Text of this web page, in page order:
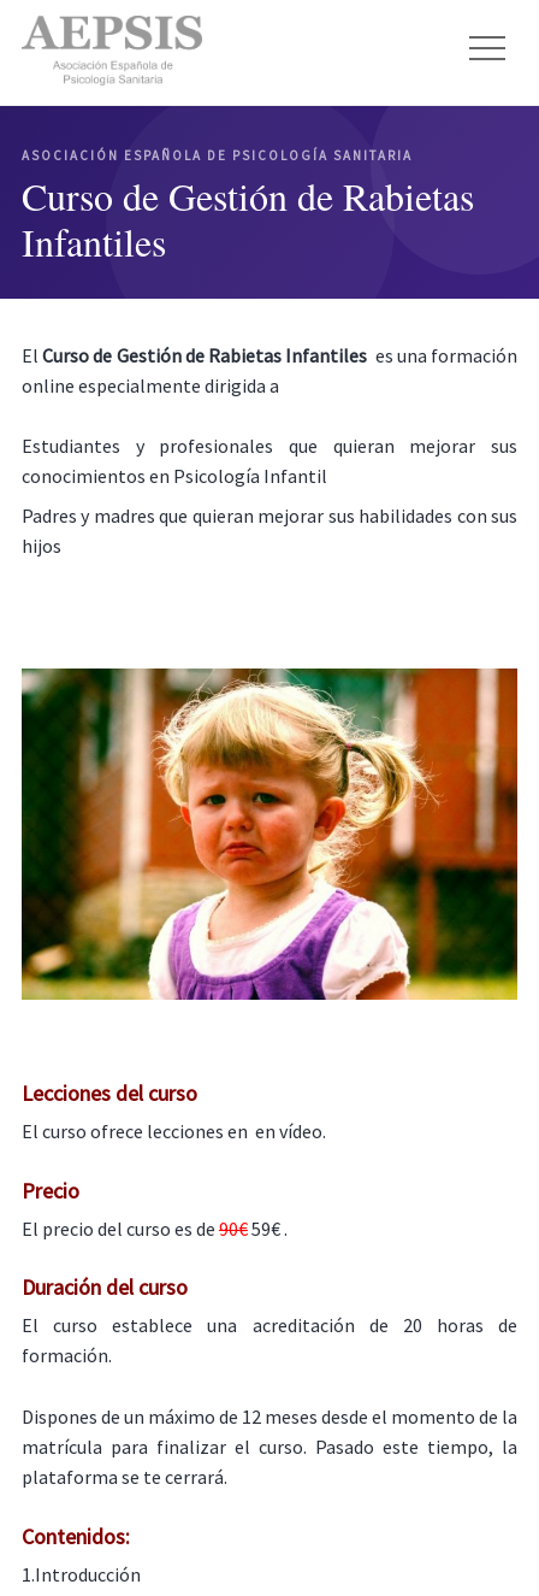
ASOCIACIÓN ESPAÑOLA DE PSICOLOGÍA SANITARIA
Curso de Gestión de Rabietas
Infantiles
ElCurso de Gestión de Rabietas Infantiles es una formación
online especialmente dirigida a
Estudiantes y profesionales que quieran mejorar sus
conocimientos en Psicología Infantil
Padres y madres que quieran mejorar sus habilidades con sus
hijos
Lecciones del curso
El curso ofrece lecciones en en vídeo.
Precio
El precio del curso es de 90€59€ .
Duración del curso
El curso establece una acreditación de 20 horas de
formación.
Dispones de un máximo de 12 meses desde el momento de la
matrícula para finalizar el curso. Pasado este tiempo, la
plataforma se te cerrará.
Contenidos:
1.Introducción